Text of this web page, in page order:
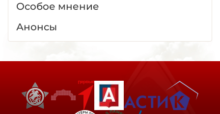
Особое мнение
Анонсы